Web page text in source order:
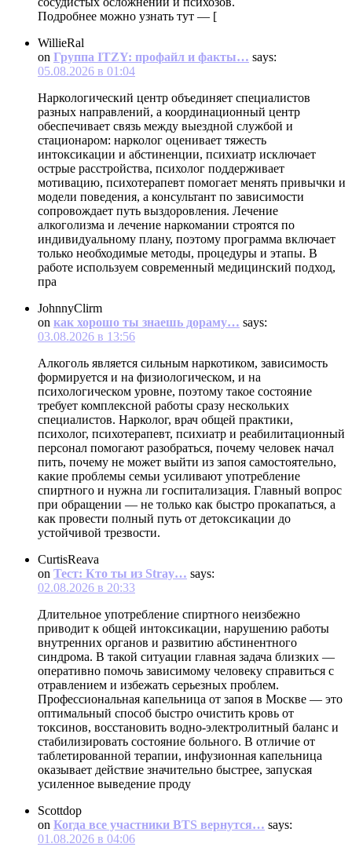
Подробнее можно узнать тут — [
WillieRal
on Группа ITZY: профайл и факты… says:
05.08.2026 в 01:04
Наркологический центр объединяет специалистов
разных направлений, а координационный центр
обеспечивает связь между выездной службой и
стационаром: нарколог оценивает тяжесть
интоксикации и абстиненции, психиатр исключает
острые расстройства, психолог поддерживает
мотивацию, психотерапевт помогает менять привычки и
модели поведения, а консультант по зависимости
сопровождает путь выздоровления. Лечение
алкоголизма и лечение наркомании строятся по
индивидуальному плану, поэтому программа включает
только необходимые методы, процедуры и этапы. В
работе используем современный медицинский подход,
пра
JohnnyClirm
on как хорошо ты знаешь дораму… says:
03.08.2026 в 13:56
Алкоголь является сильным наркотиком, зависимость
формируется и на физиологическом, и на
психологическом уровне, поэтому такое состояние
требует комплексной работы сразу нескольких
специалистов. Нарколог, врач общей практики,
психолог, психотерапевт, психиатр и реабилитационный
персонал помогают разобраться, почему человек начал
пить, почему не может выйти из запоя самостоятельно,
какие проблемы семьи усиливают употребление
спиртного и нужна ли госпитализация. Главный вопрос
при обращении — не только как быстро прокапаться, а
как провести полный путь от детоксикации до
устойчивой трезвости.
CurtisReava
on Тест: Кто ты из Stray… says:
02.08.2026 в 20:33
Длительное употребление спиртного неизбежно
приводит к общей интоксикации, нарушению работы
внутренних органов и развитию абстинентного
синдрома. В такой ситуации главная задача близких —
оперативно помочь зависимому человеку справиться с
отравлением и избежать серьезных проблем.
Профессиональная капельница от запоя в Москве — это
оптимальный способ быстро очистить кровь от
токсинов, восстановить водно-электролитный баланс и
стабилизировать состояние больного. В отличие от
таблетированной терапии, инфузионная капельница
оказывает действие значительно быстрее, запуская
усиленное выведение проду
Scottdop
on Когда все участники BTS вернутся… says:
01.08.2026 в 04:06